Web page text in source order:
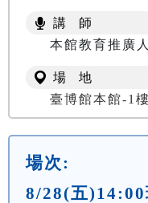
講 師
本館教育推廣
場 地
臺博館本館-1
場次:
8/28(五)14:00